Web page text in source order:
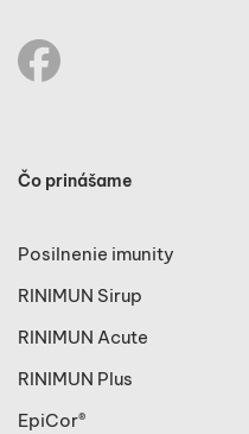
Čo prinášame
Posilnenie imunity
RINIMUN Sirup
RINIMUN Acute
RINIMUN Plus
EpiCor®